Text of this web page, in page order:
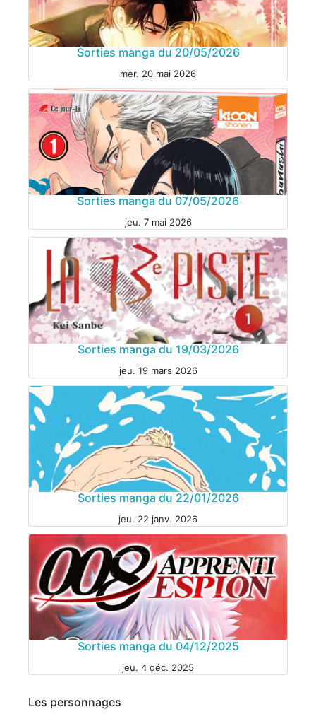
MANGA
MANGA
Sorties manga du 20/05/2026
mer. 20 mai 2026
MANGA
Sorties manga du 07/05/2026
jeu. 7 mai 2026
MANGA
Sorties manga du 19/03/2026
jeu. 19 mars 2026
Sorties manga du 22/01/2026
jeu. 22 janv. 2026
Sorties manga du 04/12/2025
jeu. 4 déc. 2025
Les personnages